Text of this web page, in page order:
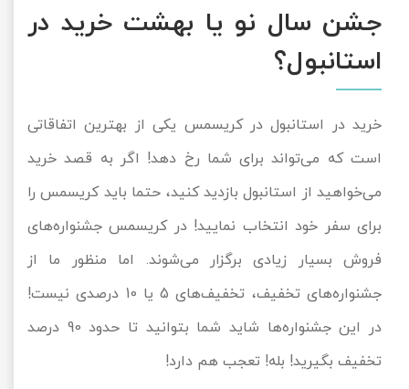
جشن سال نو یا بهشت خرید در
استانبول؟
خرید در استانبول در کریسمس یکی از بهترین اتفاقاتی
است که می‌تواند برای شما رخ دهد! اگر به قصد خرید
می‌خواهید از استانبول بازدید کنید، حتما باید کریسمس را
برای سفر خود انتخاب نمایید! در کریسمس جشنواره‌های
فروش بسیار زیادی برگزار می‌شوند. اما منظور ما از
جشنواره‌های تخفیف، تخفیف‌های 5 یا 10 درصدی نیست!
در این جشنواره‌ها شاید شما بتوانید تا حدود 90 درصد
تخفیف بگیرید! بله! تعجب هم دارد!